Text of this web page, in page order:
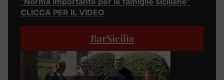
CLICCA PER IL VIDEO
BarSicilia